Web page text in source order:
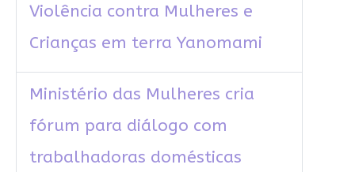
Violência contra Mulheres e
Crianças em terra Yanomami
Ministério das Mulheres cria
fórum para diálogo com
trabalhadoras domésticas